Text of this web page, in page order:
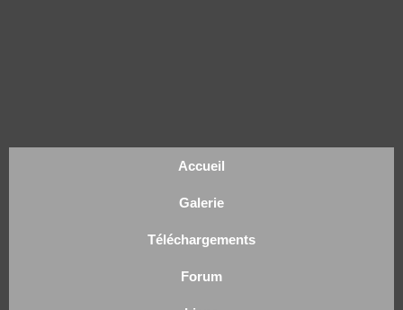
Accueil
Galerie
Téléchargements
Forum